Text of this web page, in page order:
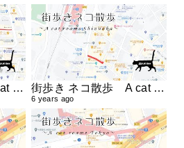
街歩き ネコ散歩 A cat roams Tokyo. 街歩き ネコ散歩 A cat roams Shizuoka.
6 years ago